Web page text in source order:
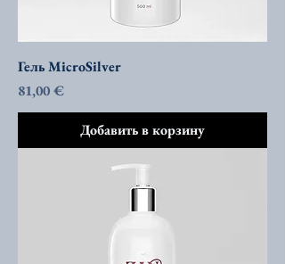
Гель MicroSilver
Цена
81,00 €
Добавить в корзину